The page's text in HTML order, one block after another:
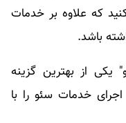
که علاوه بر خدمات
باشد.
یکی از بهترین گزینه
هایی است که می توانید 0 تا 100 اجرای خدمات سئو را با